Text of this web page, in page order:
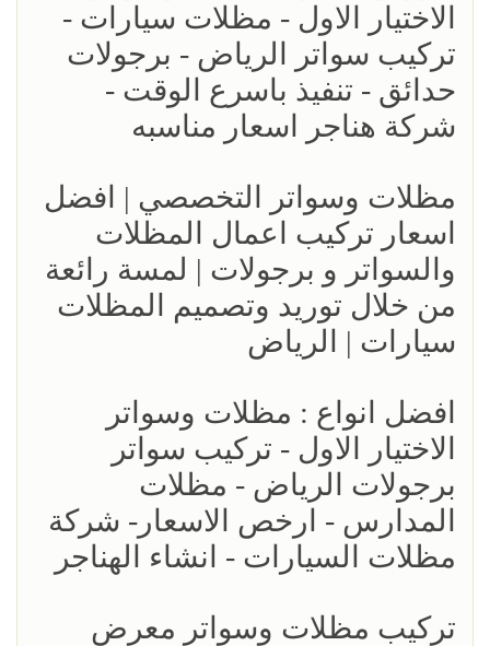
الاختيار الاول - مظلات سيارات -
تركيب سواتر الرياض - برجولات
حدائق - تنفيذ باسرع الوقت -
شركة هناجر اسعار مناسبه
مظلات وسواتر التخصصي | افضل
اسعار تركيب اعمال المظلات
والسواتر و برجولات | لمسة رائعة
من خلال توريد وتصميم المظلات
سيارات | الرياض
افضل انواع : مظلات وسواتر
الاختيار الاول - تركيب سواتر
برجولات الرياض - مظلات
المدارس - ارخص الاسعار- شركة
مظلات السيارات - انشاء الهناجر
تركيب مظلات وسواتر معرض